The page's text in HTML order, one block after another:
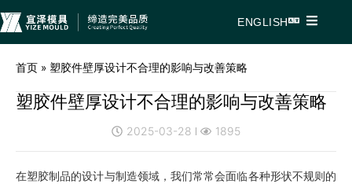
ENGLISH
首页 » 塑胶件壁厚设计不合理的影响与改善策略
塑胶件壁厚设计不合理的影响与改善策略
2025-03-28 1895
在塑胶制品的设计与制造领域，我们常常会面临各种形状不规则的